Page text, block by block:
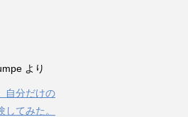
より
自分だけの
てみた。